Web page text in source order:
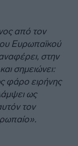
από τον
Ευρωπαϊκού
στην
σημειώνει:
φάρο ειρήνης
ως
τον